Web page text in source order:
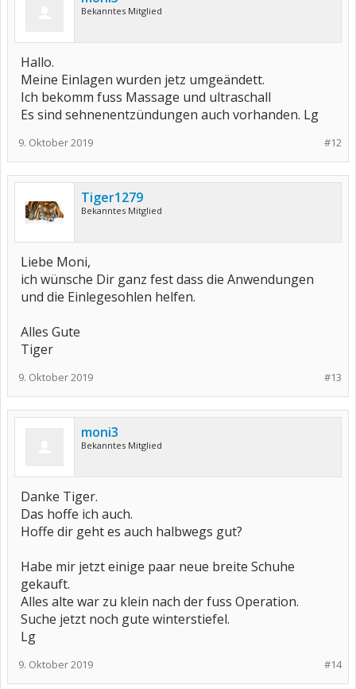
Bekanntes Mitglied
Hallo.
Meine Einlagen wurden jetz umgeändett.
Ich bekomm fuss Massage und ultraschall
Es sind sehnenentzündungen auch vorhanden. Lg
#12
9. Oktober 2019
Tiger1279
Bekanntes Mitglied
Liebe Moni,
ich wünsche Dir ganz fest dass die Anwendungen
und die Einlegesohlen helfen.
Alles Gute
Tiger
#13
9. Oktober 2019
moni3
Bekanntes Mitglied
Danke Tiger.
Das hoffe ich auch.
Hoffe dir geht es auch halbwegs gut?
Habe mir jetzt einige paar neue breite Schuhe
gekauft.
Alles alte war zu klein nach der fuss Operation.
Suche jetzt noch gute winterstiefel.
Lg
#14
9. Oktober 2019